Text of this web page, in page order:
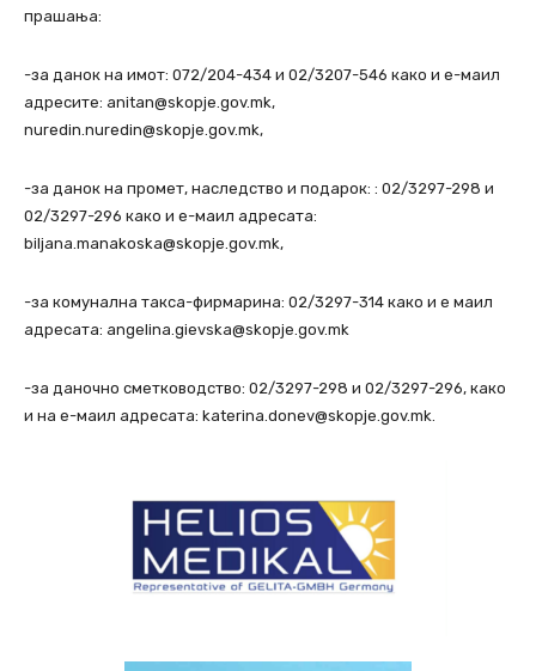
прашања:
-за данок на имот: 072/204-434 и 02/3207-546 како и е-маил
адресите: anitan@skopje.gov.mk,
nuredin.nuredin@skopje.gov.mk,
-за данок на промет, наследство и подарок: : 02/3297-298 и
02/3297-296 како и е-маил адресата:
biljana.manakoska@skopje.gov.mk,
-за комунална такса-фирмарина: 02/3297-314 како и е маил
адресата: angelina.gievska@skopje.gov.mk
-за даночно сметководство: 02/3297-298 и 02/3297-296, како
и на е-маил адресата: katerina.donev@skopje.gov.mk.